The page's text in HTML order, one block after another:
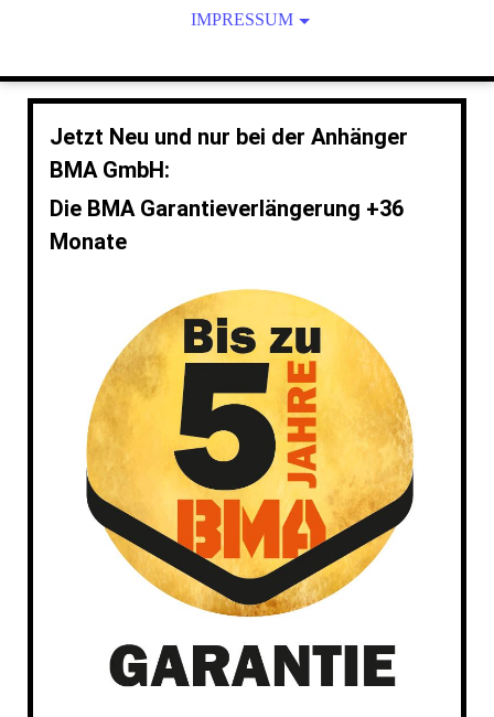
BMA STAUBOXEN
ANHÄNGELAST
REIFENDRUCK & ANZUGSDREHMOMENT
KUPPLUNGSHÖHE
BMA GARANTIEVERLÄNGERUNG
UVV-PRÜFUNG
VERSANDKOSTEN ANHÄNGER
IMPRESSUM
DATENSCHUTZ
Jetzt Neu und nur bei der Anhänger
BMA GmbH:
Die BMA Garantieverlängerung +36
Monate